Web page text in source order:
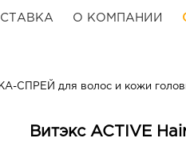
О КОМПАНИИ
СПРЕЙ для волос и кожи
Витэкс ACTIVE